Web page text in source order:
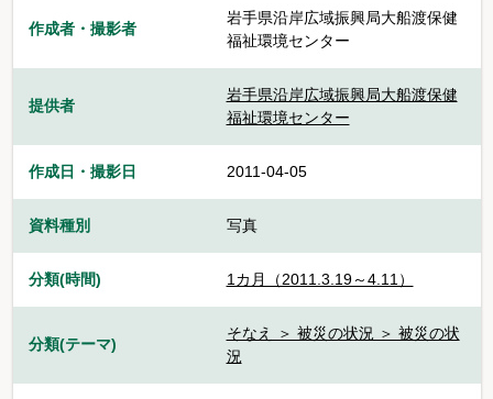
作成者・撮影者
岩手県沿岸広域振興局大船渡保健
福祉環境センター
提供者
岩手県沿岸広域振興局大船渡保健
福祉環境センター
作成日・撮影日 2011-04-05
資料種別 写真
分類(時間) 1カ月（2011.3.19～4.11）
分類(テーマ)
そなえ ＞ 被災の状況 ＞ 被災の状
況